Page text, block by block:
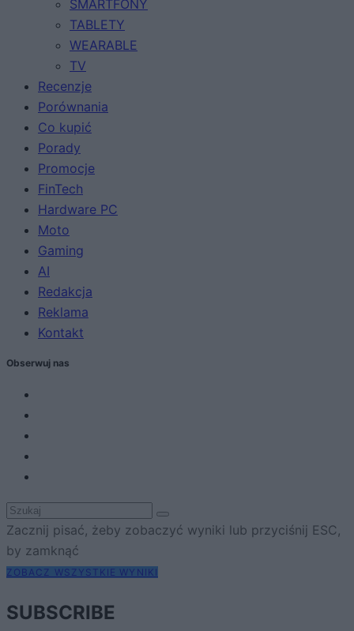
SMARTFONY
TABLETY
WEARABLE
TV
Recenzje
Porównania
Co kupić
Porady
Promocje
FinTech
Hardware PC
Moto
Gaming
AI
Redakcja
Reklama
Kontakt
Obserwuj nas
Zacznij pisać, żeby zobaczyć wyniki lub przyciśnij ESC,
by zamknąć
ZOBACZ WSZYSTKIE WYNIKI
SUBSCRIBE